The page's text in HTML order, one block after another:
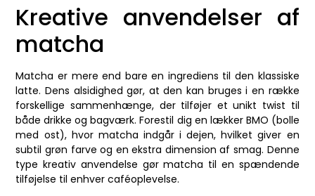
Kreative anvendelser af
matcha
Matcha er mere end bare en ingrediens til den klassiske
latte. Dens alsidighed gør, at den kan bruges i en række
forskellige sammenhænge, der tilføjer et unikt twist til
både drikke og bagværk. Forestil dig en lækker BMO (bolle
med ost), hvor matcha indgår i dejen, hvilket giver en
subtil grøn farve og en ekstra dimension af smag. Denne
type kreativ anvendelse gør matcha til en spændende
tilføjelse til enhver caféoplevelse.